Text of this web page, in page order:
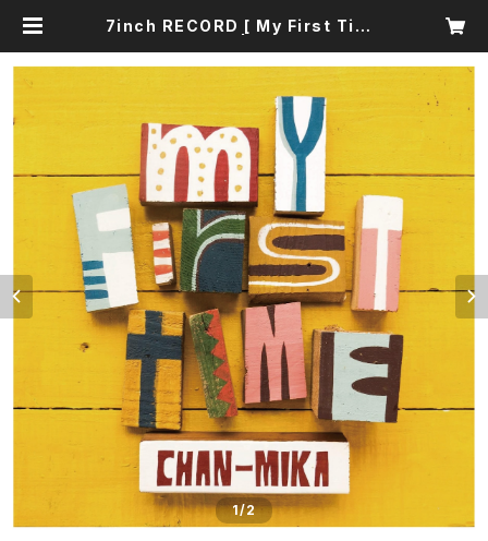
7inch RECORD [ My First Time
1/2